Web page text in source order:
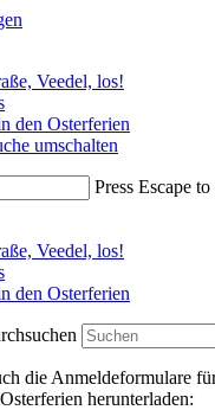
Veedel, los!
den Osterferien
umschalten
Press Escape
Veedel, los!
den Osterferien
die Anmeldeformulare
herunterladen: